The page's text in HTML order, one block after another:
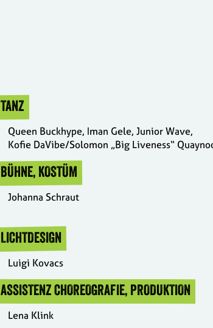
TANZ
Queen Buckhype, Iman Gele, Junior Wave,
Kofie DaVibe/Solomon „Big Liveness“
BÜHNE, KOSTÜM
Johanna Schraut
LICHTDESIGN
Luigi Kovacs
ASSISTENZ CHOREOGRAFIE, PRODUKTION
Lena Klink